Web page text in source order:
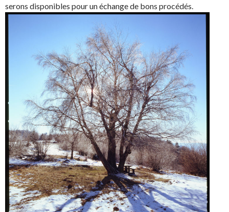
serons disponibles pour un échange de bons procédés.